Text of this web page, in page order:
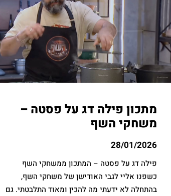
מתכון פילה דג על פסטה –
משחקי השף
28/01/2026
פילה דג על פסטה – המתכון ממשחקי השף
‏כשפנו אליי לגבי האודישן של משחקי השף,
בהתחלה לא ידעתי מה להכין ומאוד התלבטתי. גם